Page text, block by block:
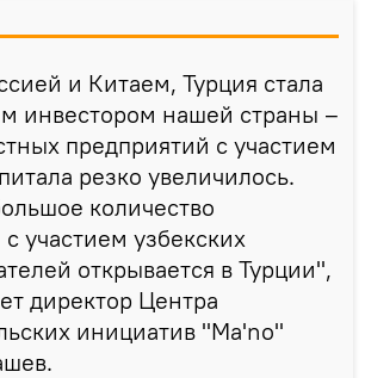
и Китаем, Турция стала
инвестором нашей страны –
предприятий с участием
резко увеличилось.
количество
участием узбекских
открывается в Турции",
директор Центра
инициатив "Ma'no"